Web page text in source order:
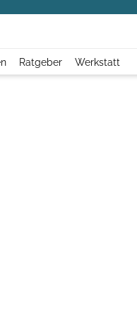
Ratgeber Werkstatt